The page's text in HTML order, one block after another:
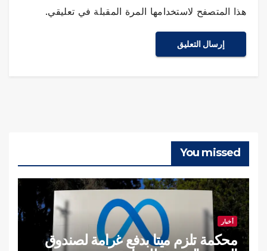
هذا المتصفح لاستخدامها المرة المقبلة في تعليقي.
You missed
أخبار
محكمة تلزم ميتا بدفع غرامة لصندوق